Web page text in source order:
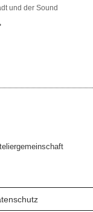
und der Sound